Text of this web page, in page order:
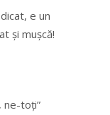
e un
și mușcă!
toți”